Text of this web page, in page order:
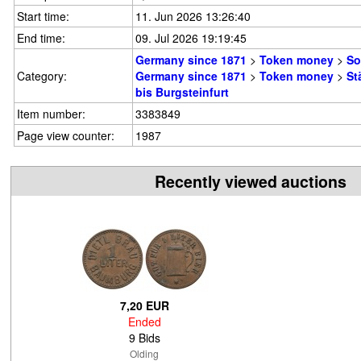
Start time:
11. Jun 2026 13:26:40
End time:
09. Jul 2026 19:19:45
Category:
Germany since 1871 > Token money >
Germany since 1871 > Token money >
bis Burgsteinfurt
Item number:
3383849
Page view counter:
1987
Recently viewed auctions
7,20 EUR
Ended
9 Bids
Olding